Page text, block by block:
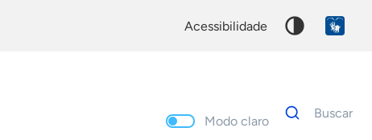
acessibilidade
Modo claro
Dados
para
Buscar